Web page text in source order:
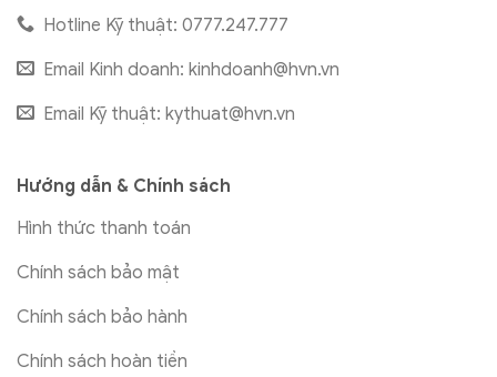
Hotline Kỹ thuật: 0777.247.777
Email Kinh doanh: kinhdoanh@hvn.vn
Email Kỹ thuật: kythuat@hvn.vn
Hướng dẫn & Chính sách
Hình thức thanh toán
Chính sách bảo mật
Chính sách bảo hành
Chính sách hoàn tiền